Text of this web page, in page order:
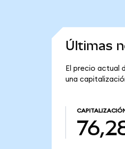
Últimas
El precio actual
una